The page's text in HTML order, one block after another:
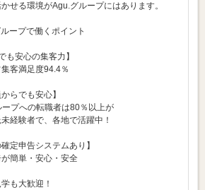
せる環境がAgu.グループにはあります。
ープで働くポイント
も安心の集客力】
客満足度94.4％
からでも安心】
プへの転職者は80％以上が
経験者で、各地で活躍中！
確定申告システムあり】
簡単・安心・安全
も大歓迎！